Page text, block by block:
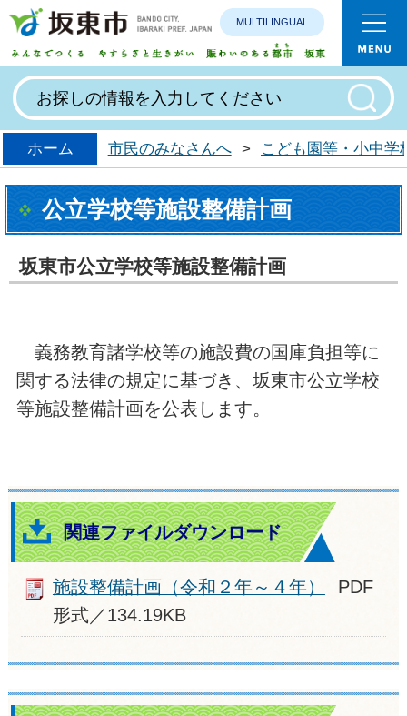
みんなで
MULTILINGUAL
ホーム 市民のみなさんへ > こども園等・小中学
公立学校等施設整備計画
坂東市公立学校等施設整備計画
義務教育諸学校等の施設費の国庫負担等に
関する法律の規定に基づき、坂東市公立学校
等施設整備計画を公表します。
関連ファイルダウンロード
施設整備計画（令和２年～４年）
PDF
形式／134.19KB